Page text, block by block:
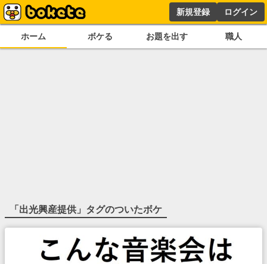
新規登録 ログイン
ホーム ボケる お題を出す 職人
「出光興産提供 」タグのついたボケ